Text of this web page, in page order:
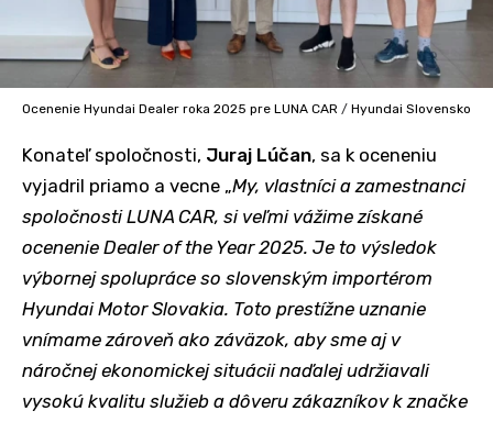
Ocenenie Hyundai Dealer roka 2025 pre LUNA CAR / Hyundai Slovensko
Konateľ spoločnosti, Juraj Lúčan, sa k oceneniu
vyjadril priamo a vecne „My, vlastníci a zamestnanci
spoločnosti LUNA CAR, si veľmi vážime získané
ocenenie Dealer of the Year 2025. Je to výsledok
výbornej spolupráce so slovenským importérom
Hyundai Motor Slovakia. Toto prestížne uznanie
vnímame zároveň ako záväzok, aby sme aj v
náročnej ekonomickej situácii naďalej udržiavali
vysokú kvalitu služieb a dôveru zákazníkov k značke